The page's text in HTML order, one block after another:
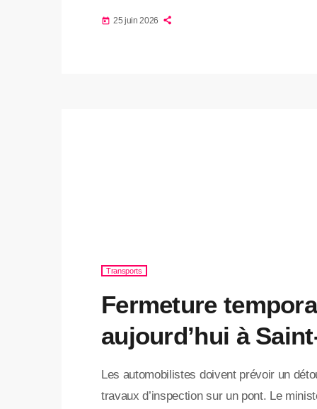
privées spécialisées en construction et
today 25 juin 2026
Transports
Fermeture
aujourd’hui à
Les automobilistes doivent prévoir un
travaux d’inspection sur un pont. Le